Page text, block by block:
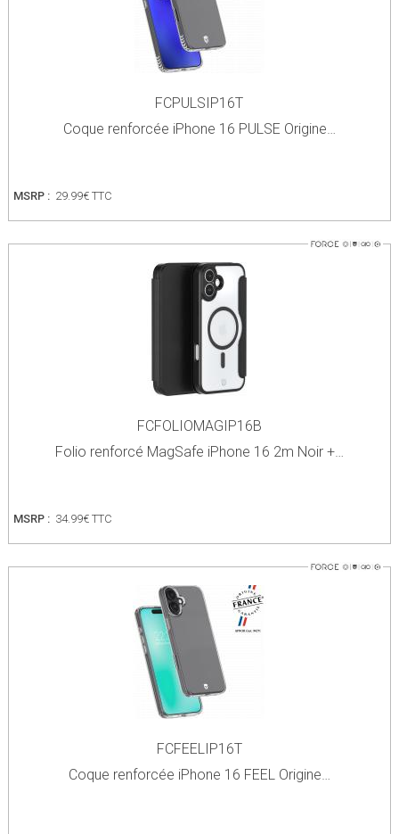
FCPULSIP16T
Coque renforcée iPhone 16 PULSE Origine…
MSRP : 29.99€ TTC
FCFOLIOMAGIP16B
Folio renforcé MagSafe iPhone 16 2m Noir +…
MSRP : 34.99€ TTC
FCFEELIP16T
Coque renforcée iPhone 16 FEEL Origine…